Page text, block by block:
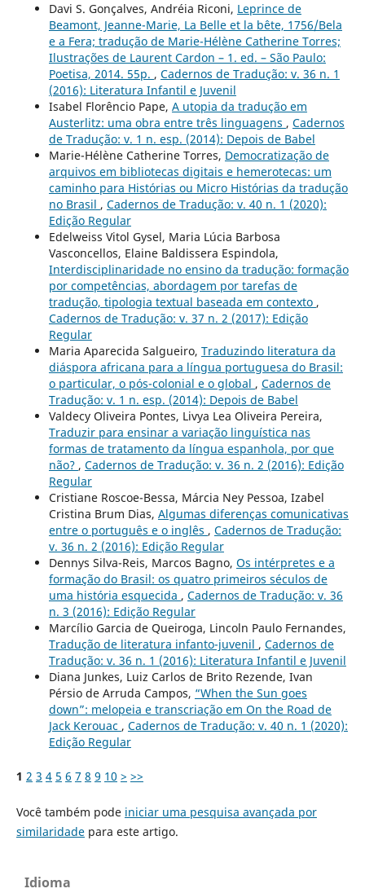
Davi S. Gonçalves, Andréia Riconi, Leprince de
Beamont, Jeanne-Marie, La Belle et la bête, 1756/Bela
e a Fera; tradução de Marie-Hélène Catherine Torres;
Ilustrações de Laurent Cardon – 1. ed. – São Paulo:
Poetisa, 2014. 55p. , Cadernos de Tradução: v. 36 n. 1
(2016): Literatura Infantil e Juvenil
Isabel Florêncio Pape, A utopia da tradução em
Austerlitz: uma obra entre três linguagens , Cadernos
de Tradução: v. 1 n. esp. (2014): Depois de Babel
Marie-Hélène Catherine Torres, Democratização de
arquivos em bibliotecas digitais e hemerotecas: um
caminho para Histórias ou Micro Histórias da tradução
no Brasil , Cadernos de Tradução: v. 40 n. 1 (2020):
Edição Regular
Edelweiss Vitol Gysel, Maria Lúcia Barbosa
Vasconcellos, Elaine Baldissera Espindola,
Interdisciplinaridade no ensino da tradução: formação
por competências, abordagem por tarefas de
tradução, tipologia textual baseada em contexto ,
Cadernos de Tradução: v. 37 n. 2 (2017): Edição
Regular
Maria Aparecida Salgueiro, Traduzindo literatura da
diáspora africana para a língua portuguesa do Brasil:
o particular, o pós-colonial e o global , Cadernos de
Tradução: v. 1 n. esp. (2014): Depois de Babel
Valdecy Oliveira Pontes, Livya Lea Oliveira Pereira,
Traduzir para ensinar a variação linguística nas
formas de tratamento da língua espanhola, por que
não? , Cadernos de Tradução: v. 36 n. 2 (2016): Edição
Regular
Cristiane Roscoe-Bessa, Márcia Ney Pessoa, Izabel
Cristina Brum Dias, Algumas diferenças comunicativas
entre o português e o inglês , Cadernos de Tradução:
v. 36 n. 2 (2016): Edição Regular
Dennys Silva-Reis, Marcos Bagno, Os intérpretes e a
formação do Brasil: os quatro primeiros séculos de
uma história esquecida , Cadernos de Tradução: v. 36
n. 3 (2016): Edição Regular
Marcílio Garcia de Queiroga, Lincoln Paulo Fernandes,
Tradução de literatura infanto-juvenil , Cadernos de
Tradução: v. 36 n. 1 (2016): Literatura Infantil e Juvenil
Diana Junkes, Luiz Carlos de Brito Rezende, Ivan
Pérsio de Arruda Campos, “When the Sun goes
down”: melopeia e transcriação em On the Road de
Jack Kerouac , Cadernos de Tradução: v. 40 n. 1 (2020):
Edição Regular
1 2 3 4 5 6 7 8 9 10 > >>
Você também pode iniciar uma pesquisa avançada por
similaridadepara este artigo.
Idioma